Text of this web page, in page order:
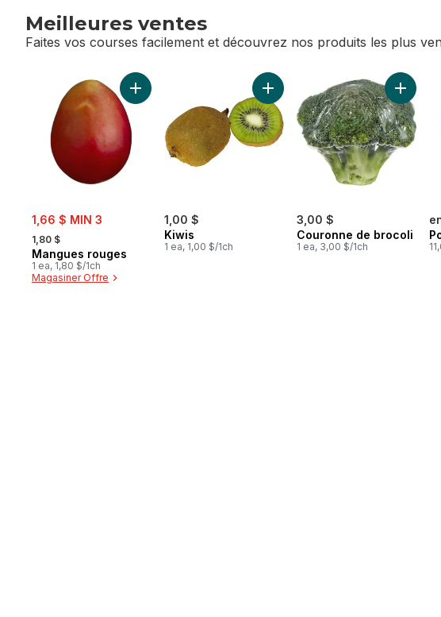
Meilleures ventes
Faites vos courses facilement et découvrez nos produits les plus
sauter Meilleures ventes
sale:
1,66 $ MIN 3
, formerly:
1,80 $
Mangues rouges
1 ea, 1,80 $/1ch
Magasiner Offre
Ajouter Mangues rouges au panier
1,00 $
Kiwis
1 ea, 1,00 $/1ch
Ajouter Kiwis au panier
3,00 $
Couronne de brocoli
1 ea, 3,00 $/1ch
Ajouter